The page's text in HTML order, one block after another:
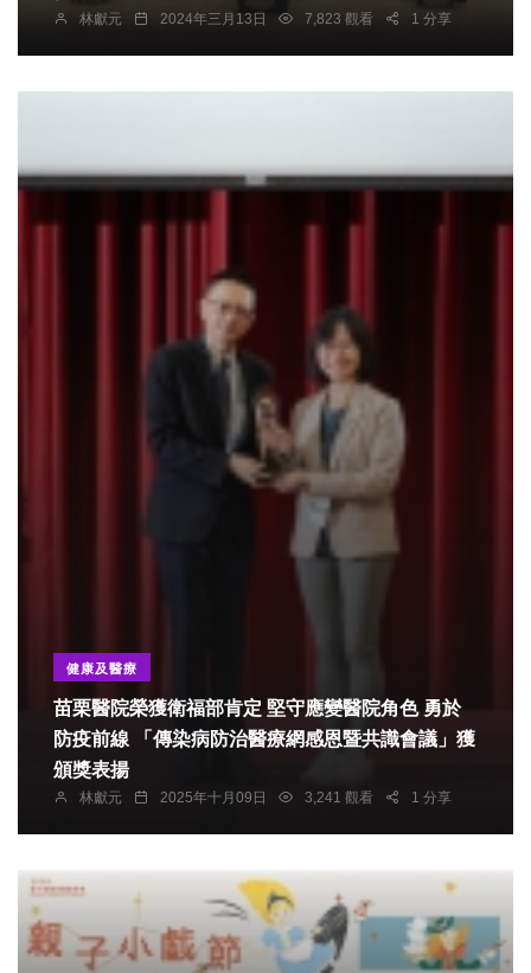
林獻元 2024年三月13日 7,823 觀看 1 分享
健康及醫療
苗栗醫院榮獲衛福部肯定 堅守應變醫院角色 勇於
防疫前線 「傳染病防治醫療網感恩暨共識會議」獲
頒獎表揚
林獻元 2025年十月09日 3,241 觀看 1 分享